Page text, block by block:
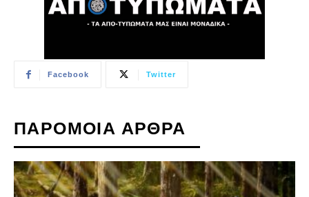
Facebook Twitter
ΠΑΡΟΜΟΙΑ ΑΡΘΡΑ